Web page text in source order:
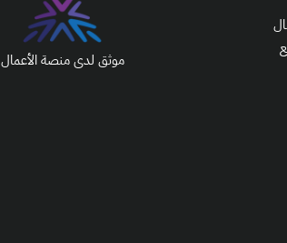
موثق لدى منصة الأعمال